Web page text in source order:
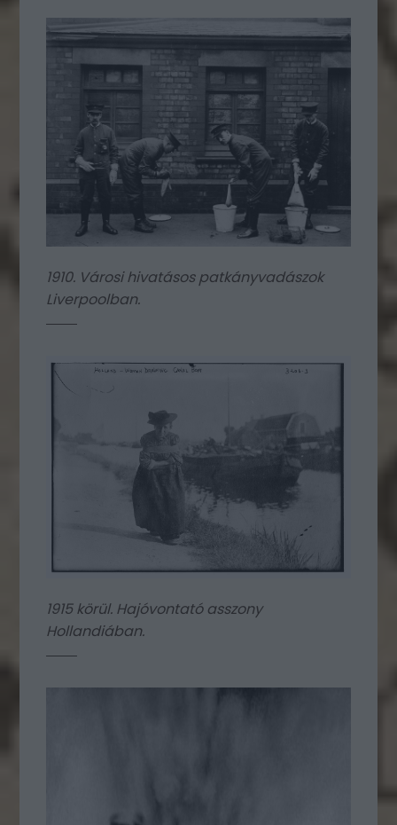
1910. Városi hivatásos patkányvadászok
Liverpoolban.
1915 körül. Hajóvontató asszony
Hollandiában.